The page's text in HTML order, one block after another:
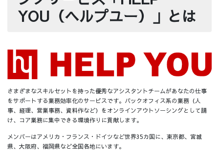
YOU（ヘルプユー）」とは
さまざまなスキルセットを持った優秀なアシスタントチームがあなたの仕事
をサポートする業務効率化のサービスです。バックオフィス系の業務（人
事、経理、営業事務、資料作など）をオンラインアウトソーシングとして請
け、コア業務に集中できる環境作りに貢献します。
メンバーはアメリカ・フランス・ドイツなど世界35カ国に、東京都、宮城
県、大阪府、福岡県など全国各地にいます。